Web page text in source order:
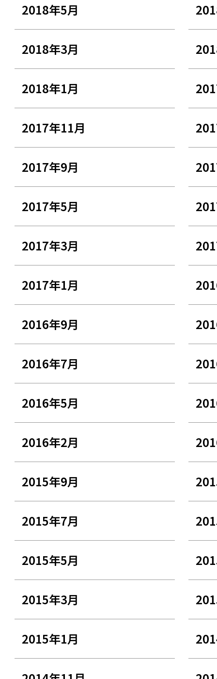
2018年5月
2018年3月
2018年1月
2017年11月
2017年9月
2017年5月
2017年3月
2017年1月
2016年9月
2016年7月
2016年5月
2016年2月
2015年9月
2015年7月
2015年5月
2015年3月
2015年1月